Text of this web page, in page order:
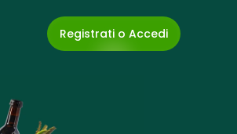
Registrati o Accedi